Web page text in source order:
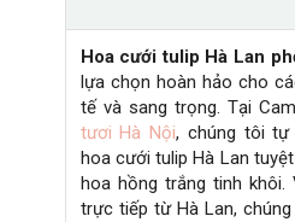
số
lượng
Hoa cưới tulip Hà Lan
lựa chọn hoàn hảo cho
tế và sang trọng. Tại
tươi Hà Nội, chúng tôi tự
hoa cưới tulip Hà Lan
hoa hồng trắng tinh khôi.
trực tiếp từ Hà Lan,